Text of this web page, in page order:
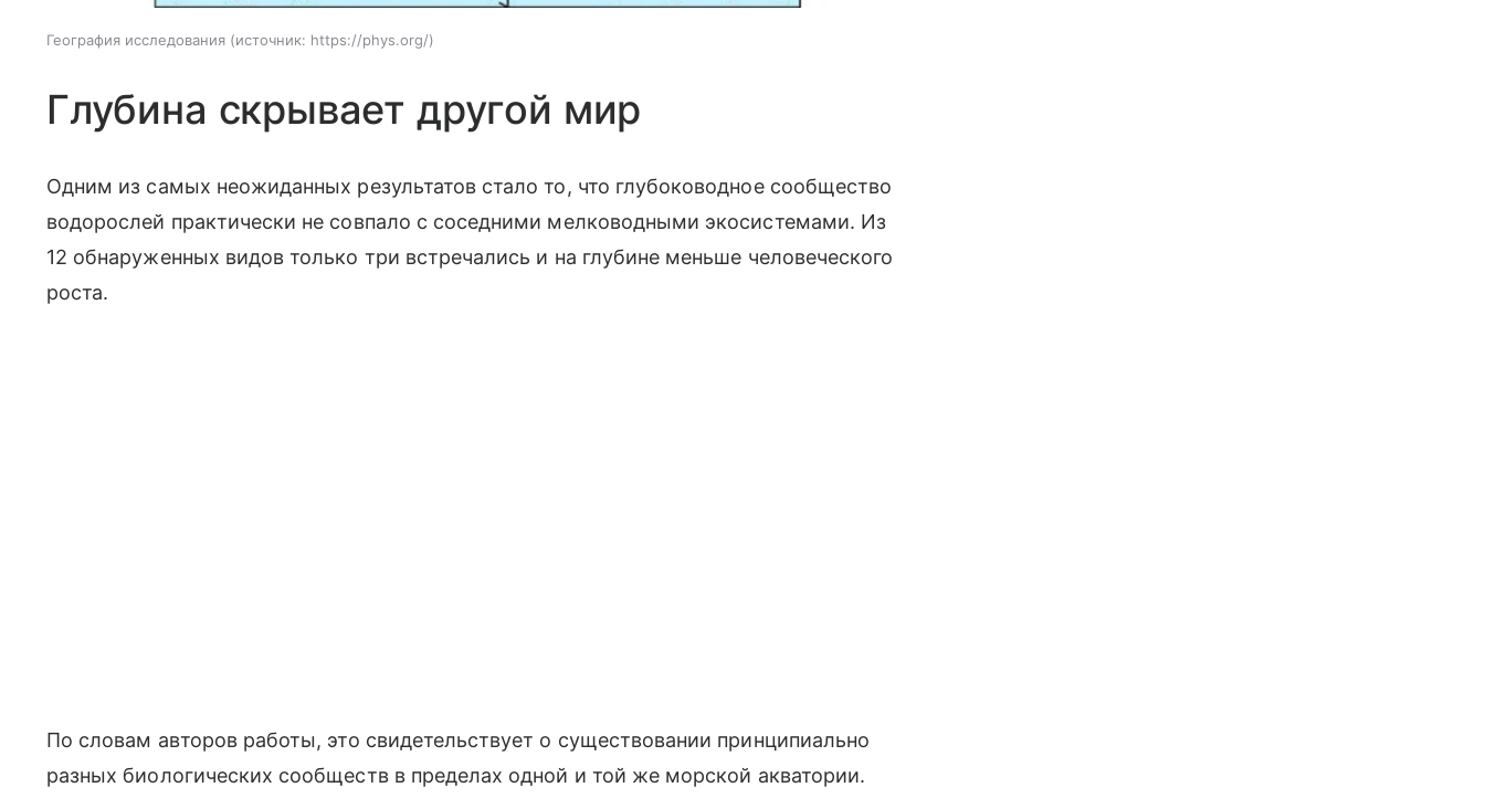
География исследования источник: https://phys.org/
Глубина скрывает другой мир
Одним из самых неожиданных результатов стало то, что глубоководное сообщество
водорослей практически не совпало с соседними мелководными экосистемами. Из
12 обнаруженных видов только три встречались и на глубине меньше человеческого
роста.
По словам авторов работы, это свидетельствует о существовании принципиально
разных биологических сообществ в пределах одной и той же морской акватории.